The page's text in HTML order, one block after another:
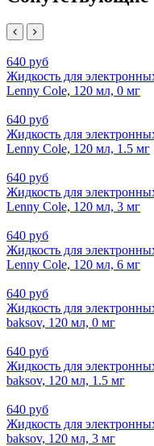
640 руб
Жидкость для
Lenny Cole, 120 мл, 0 мг
640 руб
Жидкость для
Lenny Cole, 120 мл, 1.5 мг
640 руб
Жидкость для
Lenny Cole, 120 мл, 3 мг
640 руб
Жидкость для
Lenny Cole, 120 мл, 6 мг
640 руб
Жидкость для
baksov, 120 мл, 0 мг
640 руб
Жидкость для
baksov, 120 мл, 1.5 мг
640 руб
Жидкость для
baksov, 120 мл, 3 мг